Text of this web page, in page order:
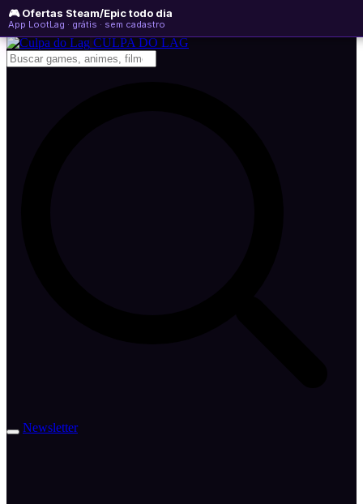
🎮 Ofertas Steam/Epic todo dia
App LootLag · grátis · sem cadastro
sábado, 08 de agosto de 2026 WhatsApp
Newsletter
CULPA DO LAG
Newsletter